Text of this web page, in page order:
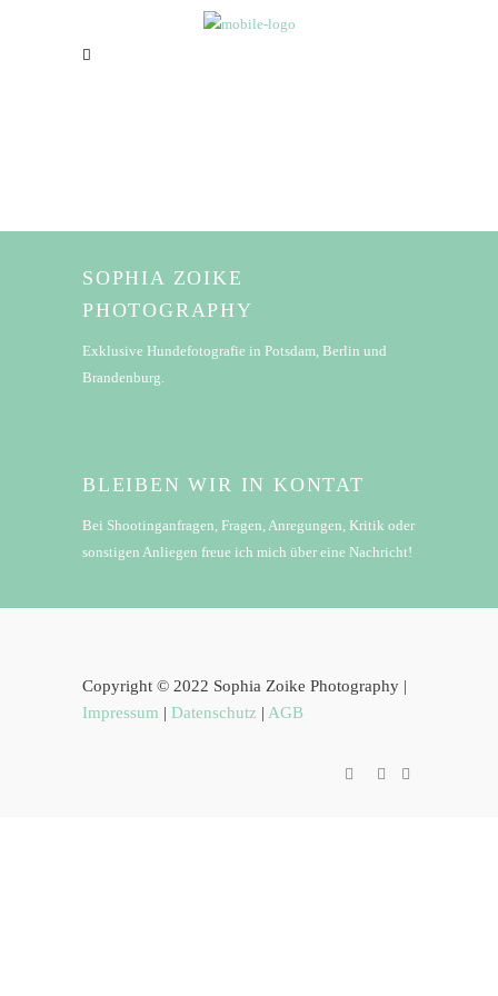
SOPHIA ZOIKE
PHOTOGRAPHY
Exklusive Hundefotografie in Potsdam, Berlin und
Brandenburg.
BLEIBEN WIR IN KONTAT
Bei Shootinganfragen, Fragen, Anregungen, Kritik oder
sonstigen Anliegen freue ich mich über eine Nachricht!
Copyright © 2022 Sophia Zoike Photography |
Impressum | Datenschutz | AGB